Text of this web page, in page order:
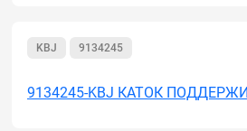
KBJ 9134245
9134245-KBJ КАТОК